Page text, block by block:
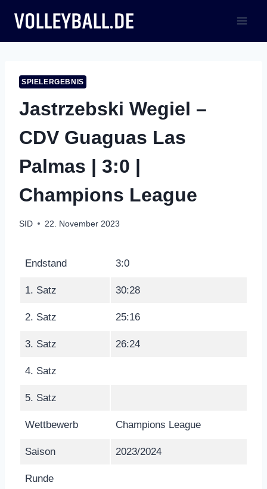
Inhalt
springen
SPIELERGEBNIS
Jastrzebski Wegiel –
CDV Guaguas Las
Palmas | 3:0 |
Champions League
SID 22. November 2023
Endstand 3:0
1. Satz 30:28
2. Satz 25:16
3. Satz 26:24
4. Satz
5. Satz
Wettbewerb Champions League
Saison 2023/2024
Runde